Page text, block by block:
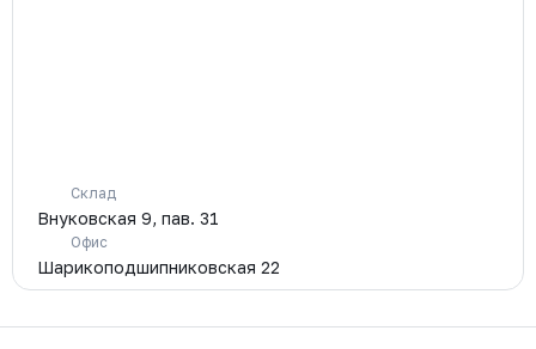
Склад
Внуковская 9, пав. 31
Офис
Шарикоподшипниковская 22